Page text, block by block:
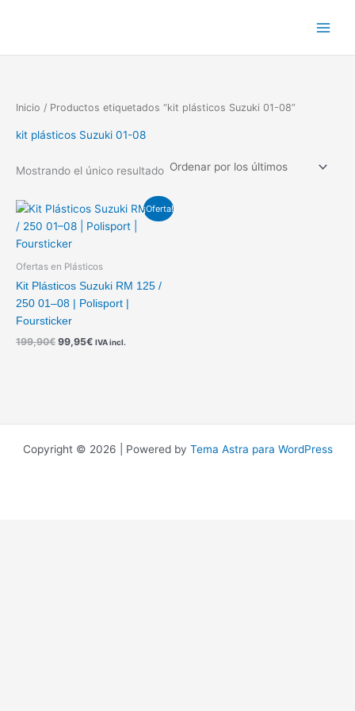
Inicio / Productos etiquetados “kit plásticos Suzuki 01-08”
kit plásticos Suzuki 01-08
Mostrando el único resultado
¡Oferta!
Ofertas en Plásticos
Kit Plásticos Suzuki RM 125 /
250 01–08 | Polisport |
Foursticker
199,90€
El
precio
original
era:
99,95€
El
actual
IVA incl.
Copyright © 2026 | Powered by Tema Astra para WordPress